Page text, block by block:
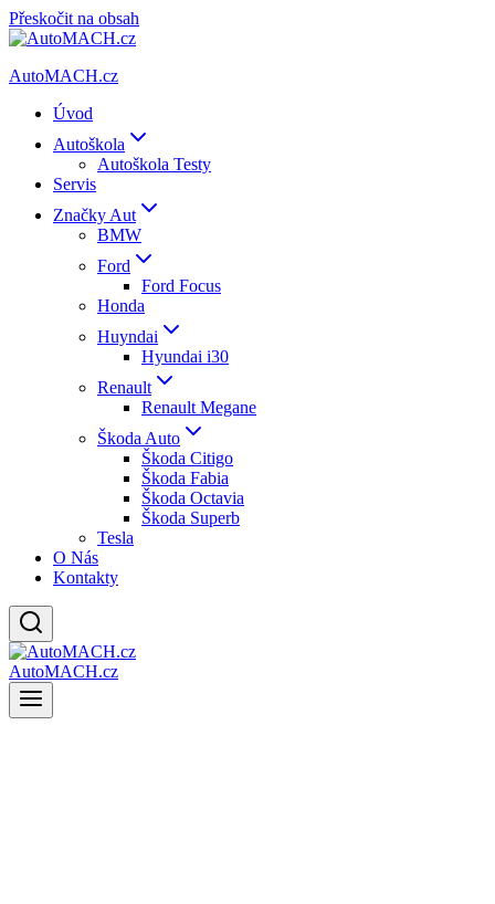
Přeskočit na obsah
AutoMACH.cz
Úvod
Autoškola
Autoškola Testy
Servis
Značky Aut
BMW
Ford
Ford Focus
Honda
Huyndai
Hyundai i30
Renault
Renault Megane
Škoda Auto
Škoda Citigo
Škoda Fabia
Škoda Octavia
Škoda Superb
Tesla
O Nás
Kontakty
AutoMACH.cz